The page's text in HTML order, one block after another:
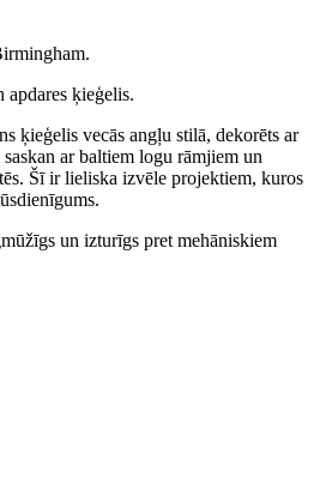
ķieģelis.
ķieģelis vecās angļu stilā, dekorēts ar
ar baltiem logu rāmjiem un
Šī ir lieliska izvēle projektiem, kuros
un izturīgs pret mehāniskiem